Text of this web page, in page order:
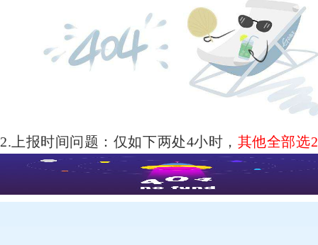
2.上报时间问题：仅如下两处4小时， 其他全部选